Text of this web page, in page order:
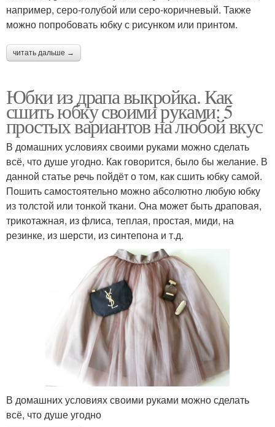
например, серо-голубой или серо-коричневый. Также
можно попробовать юбку с рисунком или принтом.
читать дальше →
Юбки из драпа выкройка. Как
сшить юбку своими руками: 5
простых вариантов на любой вкус
В домашних условиях своими руками можно сделать
всё, что душе угодно. Как говорится, было бы желание. В
данной статье речь пойдёт о том, как сшить юбку самой.
Пошить самостоятельно можно абсолютно любую юбку
из толстой или тонкой ткани. Она может быть драповая,
трикотажная, из флиса, теплая, простая, миди, на
резинке, из шерсти, из синтепона и т.д.
В домашних условиях своими руками можно сделать
всё, что душе угодно